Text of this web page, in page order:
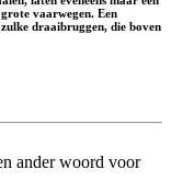
vaarwegen. Een
draaibruggen, die boven
ander woord voor